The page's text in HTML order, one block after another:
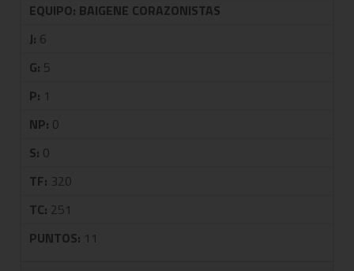
EQUIPO: BAIGENE CORAZONISTAS
J: 6
G: 5
P: 1
NP: 0
S: 0
TF: 320
TC: 251
PUNTOS: 11